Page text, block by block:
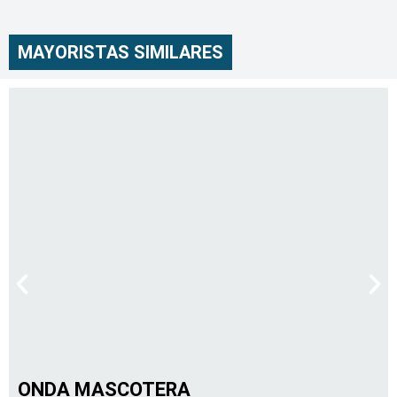
MAYORISTAS SIMILARES
ONDA MASCOTERA